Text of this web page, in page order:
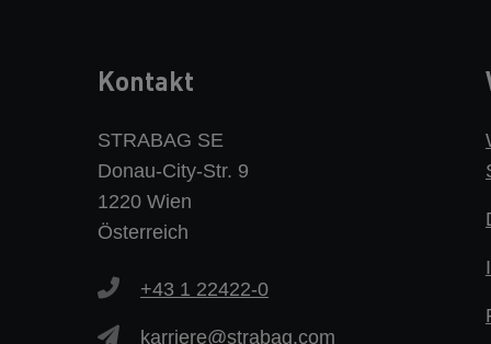
Kontakt
STRABAG SE
Donau-City-Str. 9
1220 Wien
Österreich
+43 1 22422-0
karriere@strabag.com